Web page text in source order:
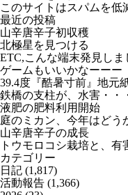
このサイトはスパムを低
最近の投稿
山辛唐辛子初収穫
北極星を見つける
ETC,こんな端末発見しま
ゲームもいいかなーーー
39.4度『酷暑寸前』地元
鉄橋の支柱が、水害・・
液肥の肥料利用開始
庭のミカン、今年はどう
山辛唐辛子の成長
トウモロコシ栽培と、有
カテゴリー
日記 (1,817)
活動報告 (1,366)